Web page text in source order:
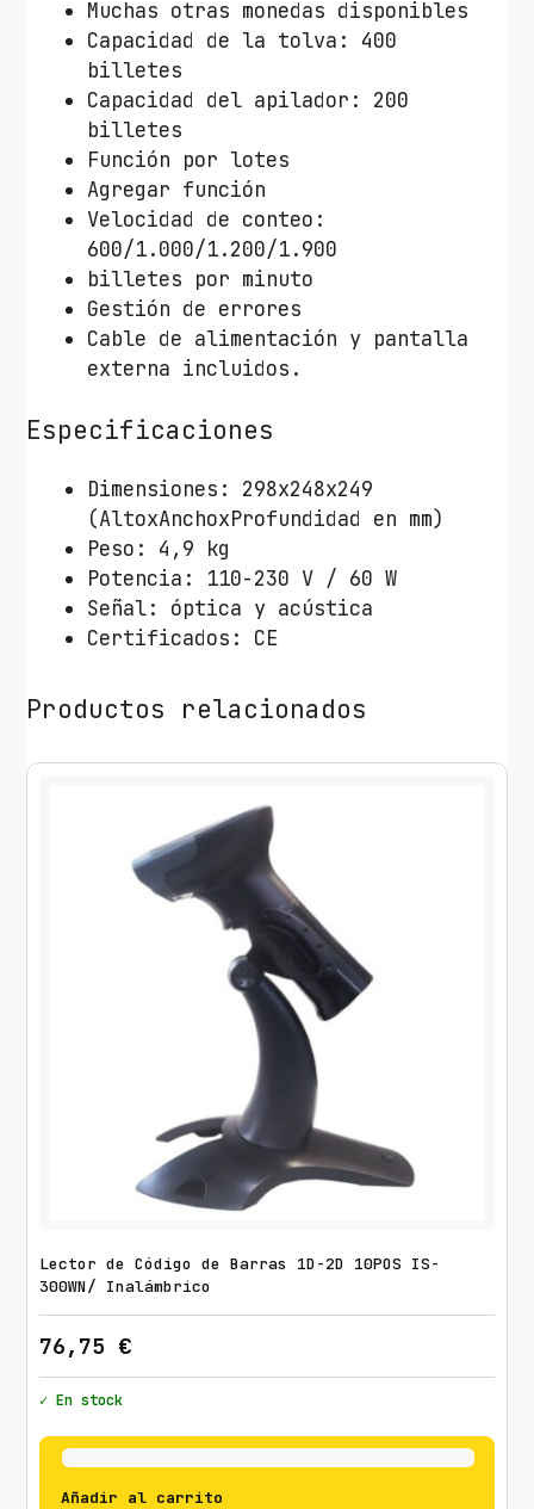
Muchas otras monedas disponibles
Capacidad de la tolva: 400
billetes
Capacidad del apilador: 200
billetes
Función por lotes
Agregar función
Velocidad de conteo:
600/1.000/1.200/1.900
billetes por minuto
Gestión de errores
Cable de alimentación y pantalla
externa incluidos.
Especificaciones
Dimensiones: 298x248x249
(AltoxAnchoxProfundidad en mm)
Peso: 4,9 kg
Potencia: 110-230 V / 60 W
Señal: óptica y acústica
Certificados: CE
Productos relacionados
Lector de Código de Barras 1D-2D 10POS IS-
300WN/ Inalámbrico
76,75 €
✓ En stock
Añadir al carrito